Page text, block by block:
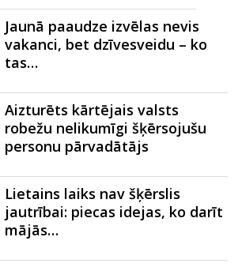
Jaunā paaudze izvēlas nevis
vakanci, bet dzīvesveidu – ko
tas…
Aizturēts kārtējais valsts
robežu nelikumīgi šķērsojušu
personu pārvadātājs
Lietains laiks nav šķērslis
jautrībai: piecas idejas, ko darīt
mājās…